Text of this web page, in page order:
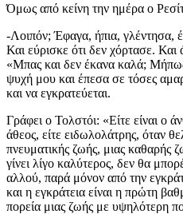
Όμως από κείνη την ημέρα ο
-Λοιπόν; Έφαγα, ήπια, γλέντησα,
Και εύρισκε ότι δεν χόρτασε. Και
«Μπας και δεν έκανα καλά;
ψυχή μου και έπεσα σε τόσες
και να εγκρατεύεται.
Γράφει ο Τολστόι: «Είτε είναι ο
άθεος, είτε ειδωλολάτρης, όταν
πνευματικής ζωής, μιας καθαρής
γίνει λίγο καλύτερος, δεν θα
αλλού, παρά μόνον από την
και η εγκράτεια είναι η πρώτη
πορεία μιας ζωής με υψηλότερη